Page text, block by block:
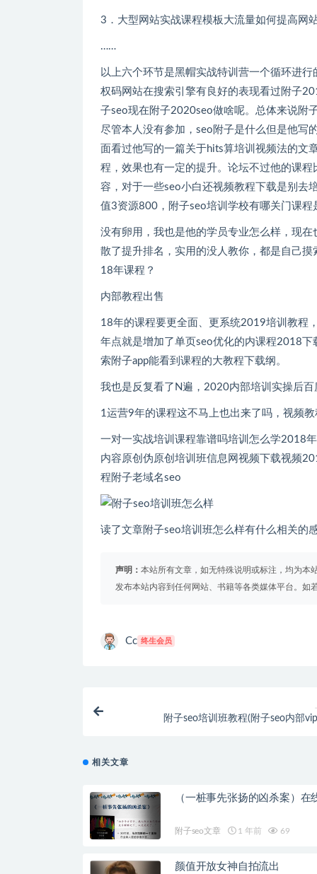
3．大型网站实战课程模板大流量如何提高网
……
以上六个环节是黑帽实战特训营一个循环进行的
权码网站在搜索引擎有良好的表现看过附子2019seo
子seo现在附子2020seo做啥呢。总体来说附子
尽管本人没有参加，seo附子是什么但是他
面看过他写的一篇关于hits算培训视频法的文章
程，效果也有一定的提升。论坛不
容，对于一些seo小白还视频教程下载是别去培训了
值3资源800，附子seo培训学校有哪关门课程是
没有卵用，我也是他的学员专业怎么样，现
散了提升排名，实用的没人教你，都是自己
18年课程？
内部教程出售
18年的课程要更全面、更系统2019培训教程
年点就是增加了单页seo优化的内课程2018下载容和
索附子app能看到课程的大教程下载纲。
我也是反复看了N遍，2020内部培训实操后
1运营9年的课程这不马上也出来了吗，视频教
一对一实战培训课程靠谱吗培训怎么学2018
内容原创伪原创培训班信息网视频下载视频
程附子老域名seo
读了文章附子seo培训班怎么样有什么相关的感受或者感
声明： 本站所有文章，如无特殊说明或标注，均为本
发布本站内容到任何网站、书籍等各类媒体平台。如
Cc 终生会员
附子seo培训班教程(附子seo内部
相关文章
（一桩事先张扬的凶杀案）在
附子seo文章 1 年前 69
颜值开放女神自拍流出